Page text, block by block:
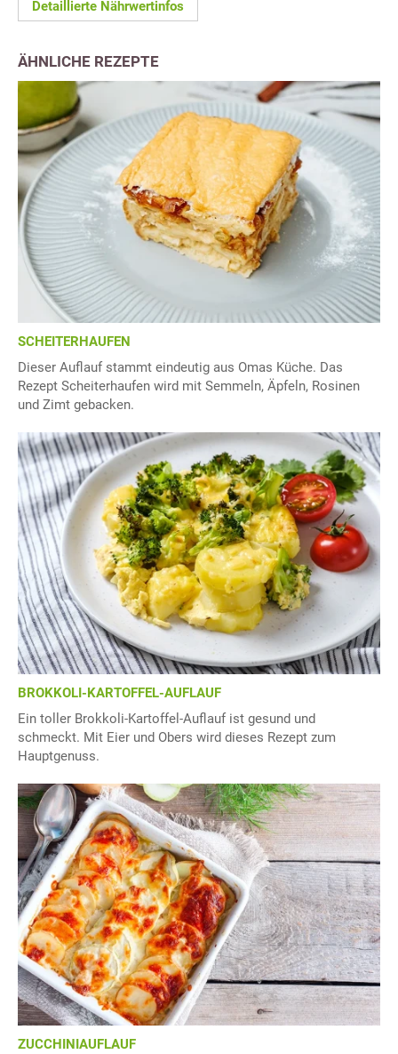
Detaillierte Nährwertinfos
ÄHNLICHE REZEPTE
SCHEITERHAUFEN
Dieser Auflauf stammt eindeutig aus Omas Küche. Das
Rezept Scheiterhaufen wird mit Semmeln, Äpfeln, Rosinen
und Zimt gebacken.
BROKKOLI-KARTOFFEL-AUFLAUF
Ein toller Brokkoli-Kartoffel-Auflauf ist gesund und
schmeckt. Mit Eier und Obers wird dieses Rezept zum
Hauptgenuss.
ZUCCHINIAUFLAUF